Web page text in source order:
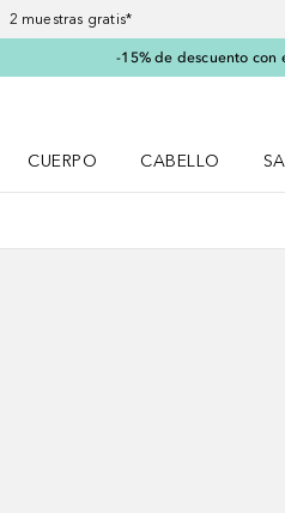
muestras gratis*
-15% de descuento con
CUERPO
CABELLO